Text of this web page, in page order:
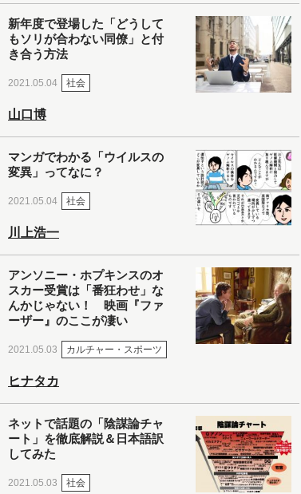
新年度で登場した「どうして
もソリが合わない同僚」と付
き合う方法
2021.05.04 社会
山口博
マンガでわかる「ウイルスの
変異」ってなに？
2021.05.04 社会
川上浩一
アンソニー・ホプキンスのオ
スカー受賞は「番狂わせ」な
んかじゃない！ 映画『ファ
ーザー』のここが凄い
2021.05.03 カルチャー・スポーツ
ヒナタカ
ネットで話題の「陰謀論チャ
ート」を徹底解説＆日本語訳
してみた
2021.05.03 社会